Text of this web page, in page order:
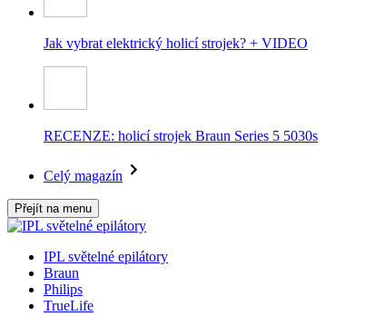
Jak vybrat elektrický holicí strojek? + VIDEO
RECENZE: holicí strojek Braun Series 5 5030s
Celý magazín
Přejít na menu
IPL světelné epilátory
Braun
Philips
TrueLife